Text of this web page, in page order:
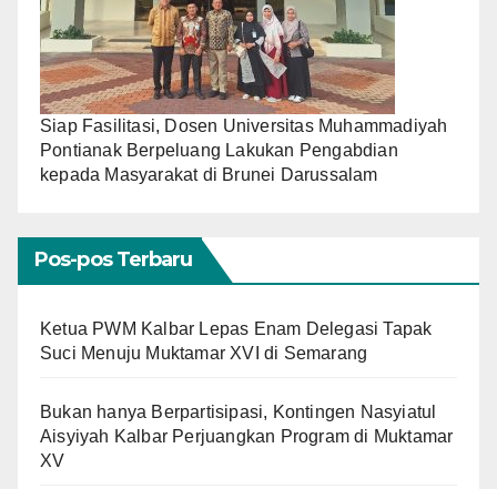
Siap Fasilitasi, Dosen Universitas Muhammadiyah
Pontianak Berpeluang Lakukan Pengabdian
kepada Masyarakat di Brunei Darussalam
Pos-pos Terbaru
Ketua PWM Kalbar Lepas Enam Delegasi Tapak
Suci Menuju Muktamar XVI di Semarang
Bukan hanya Berpartisipasi, Kontingen Nasyiatul
Aisyiyah Kalbar Perjuangkan Program di Muktamar
XV